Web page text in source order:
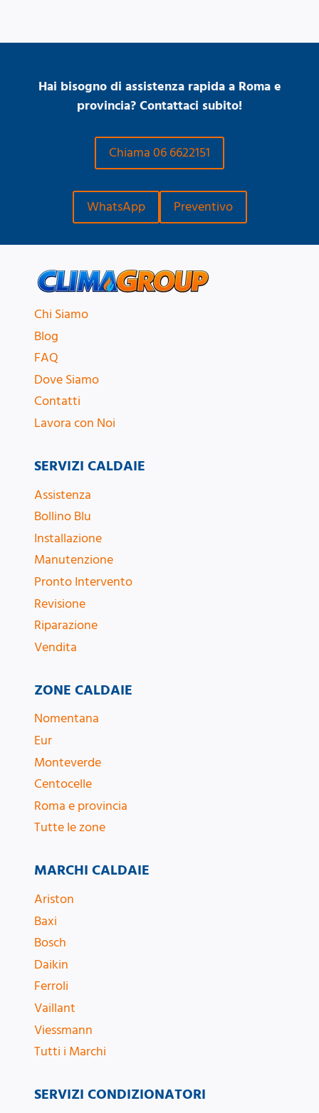
Hai bisogno di assistenza rapida a Roma e
provincia? Contattaci subito!
Chiama 06 6622151
WhatsApp Preventivo
Chi Siamo
Blog
FAQ
Dove Siamo
Contatti
Lavora con Noi
SERVIZI CALDAIE
Assistenza
Bollino Blu
Installazione
Manutenzione
Pronto Intervento
Revisione
Riparazione
Vendita
ZONE CALDAIE
Nomentana
Eur
Monteverde
Centocelle
Roma e provincia
Tutte le zone
MARCHI CALDAIE
Ariston
Baxi
Bosch
Daikin
Ferroli
Vaillant
Viessmann
Tutti i Marchi
SERVIZI CONDIZIONATORI